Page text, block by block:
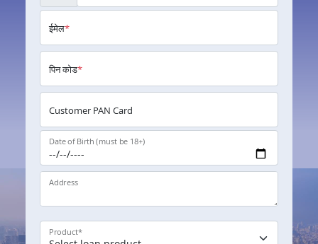
ईमेल*
पिन कोड*
Customer PAN Card
Date of Birth (must be 18+)
Address
Product*